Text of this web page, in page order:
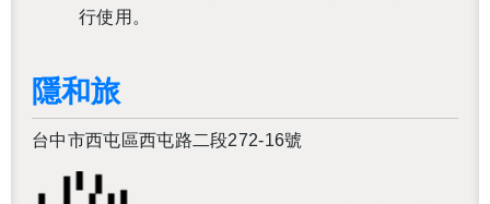
行使用。
隱和旅
台中市西屯區西屯路二段272-16號